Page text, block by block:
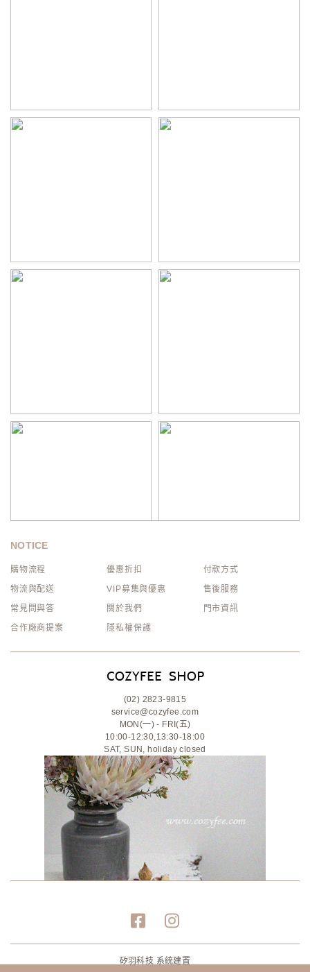
NOTICE
購物流程 優惠折扣
付款方式
物流與配送
VIP募集與優惠
售後服務
常見問與答
關於我們
門市資訊
合作廠商提案
隱私權保護
(02) 2823-9815
service@cozyfee.com
MON(一) - FRI(五)
10:00-12:30,13:30-18:00
SAT, SUN, holiday closed
矽羽科技 系統建置